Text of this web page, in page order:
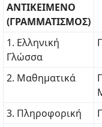
ΑΝΤΙΚΕΙΜΕΝΟ
(ΓΡΑΜΜΑΤΙΣΜΟΣ)
1. Ελληνική
Γλώσσα
2. Μαθηματικά
3. Πληροφορική